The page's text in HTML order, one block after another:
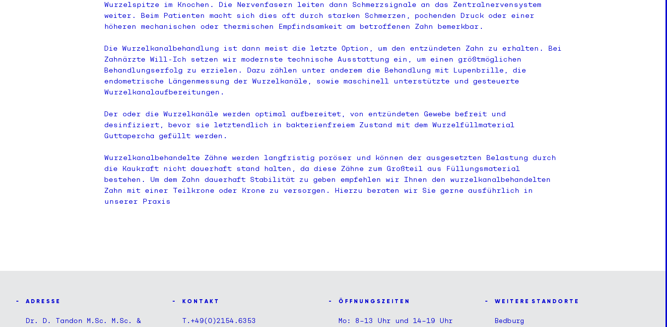
Wurzelspitze im Knochen. Die Nervenfasern leiten dann Schmerzsignale an das Zentralnervensystem
weiter. Beim Patienten macht sich dies oft durch starken Schmerzen, pochenden Druck oder einer
höheren mechanischen oder thermischen Empfindsamkeit am betroffenen Zahn bemerkbar.
Die Wurzelkanalbehandlung ist dann meist die letzte Option, um den entzündeten Zahn zu erhalten. Bei
Zahnärzte Will-Ich setzen wir modernste technische Ausstattung ein, um einen größtmöglichen
Behandlungserfolg zu erzielen. Dazu zählen unter anderem die Behandlung mit Lupenbrille, die
endometrische Längenmessung der Wurzelkanäle, sowie maschinell unterstützte und gesteuerte
Wurzelkanalaufbereitungen.
Der oder die Wurzelkanäle werden optimal aufbereitet, von entzündeten Gewebe befreit und
desinfiziert, bevor sie letztendlich in bakterienfreiem Zustand mit dem Wurzelfüllmaterial
Guttapercha gefüllt werden.
Wurzelkanalbehandelte Zähne werden langfristig poröser und können der ausgesetzten Belastung durch
die Kaukraft nicht dauerhaft stand halten, da diese Zähne zum Großteil aus Füllungsmaterial
bestehen. Um dem Zahn dauerhaft Stabilität zu geben empfehlen wir Ihnen den wurzelkanalbehandelten
Zahn mit einer Teilkrone oder Krone zu versorgen. Hierzu beraten wir Sie gerne ausführlich in
unserer Praxis
A D R E S S E
Dr. D. Tandon M.Sc. M.Sc. &
K O N T A K T
T. +49(0)2154.6353
Ö F F N U N G S Z E I T E N
Mo: 8–13 Uhr und 14–19 Uhr
W E I T E R E S T A N D O R T E
Bedburg